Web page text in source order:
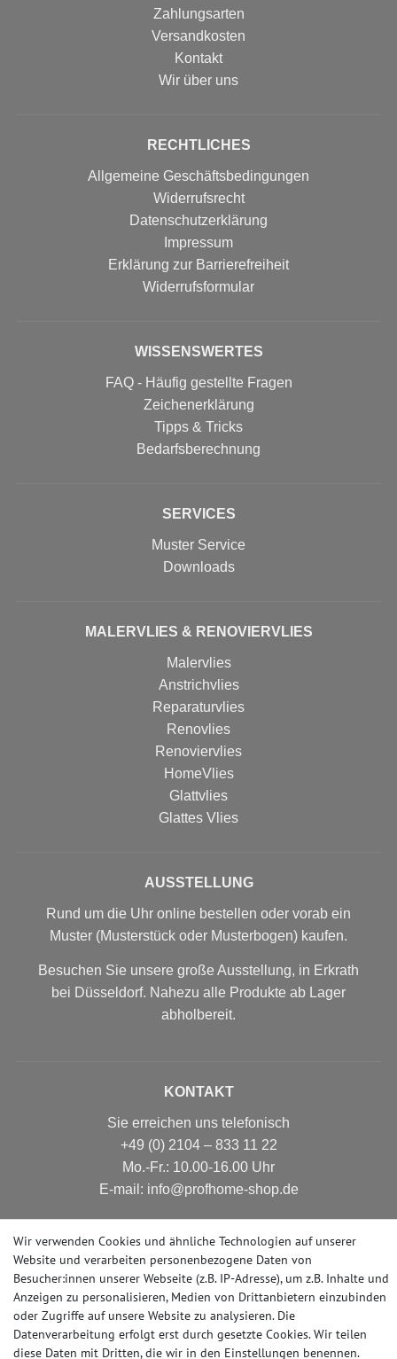
Zahlungsarten
Versandkosten
Kontakt
Wir über uns
RECHTLICHES
Allgemeine Geschäftsbedingungen
Widerrufsrecht
Datenschutzerklärung
Impressum
Erklärung zur Barrierefreiheit
Widerrufs­formular
WISSENSWERTES
FAQ - Häufig gestellte Fragen
Zeichenerklärung
Tipps & Tricks
Bedarfsberechnung
SERVICES
Muster Service
Downloads
MALERVLIES & RENOVIERVLIES
Malervlies
Anstrichvlies
Reparaturvlies
Renovlies
Renoviervlies
HomeVlies
Glattvlies
Glattes Vlies
AUSSTELLUNG
Rund um die Uhr online bestellen oder vorab ein
Muster (Musterstück oder Musterbogen) kaufen.
Besuchen Sie unsere große Ausstellung, in Erkrath
bei Düsseldorf. Nahezu alle Produkte ab Lager
abholbereit.
KONTAKT
Sie erreichen uns telefonisch
+49 (0) 2104 – 833 11 22
Mo.-Fr.: 10.00-16.00 Uhr
E-mail: info@profhome-shop.de
ZAHLUNGSARTEN
SOCIAL MEDIA
Wir verwenden Cookies und ähnliche Technologien auf unserer
Website und verarbeiten personenbezogene Daten von
Besucher:innen unserer Webseite (z.B. IP-Adresse), um z.B. Inhalte und
Anzeigen zu personalisieren, Medien von Drittanbietern einzubinden
oder Zugriffe auf unsere Website zu analysieren. Die
Datenverarbeitung erfolgt erst durch gesetzte Cookies. Wir teilen
diese Daten mit Dritten, die wir in den Einstellungen benennen.